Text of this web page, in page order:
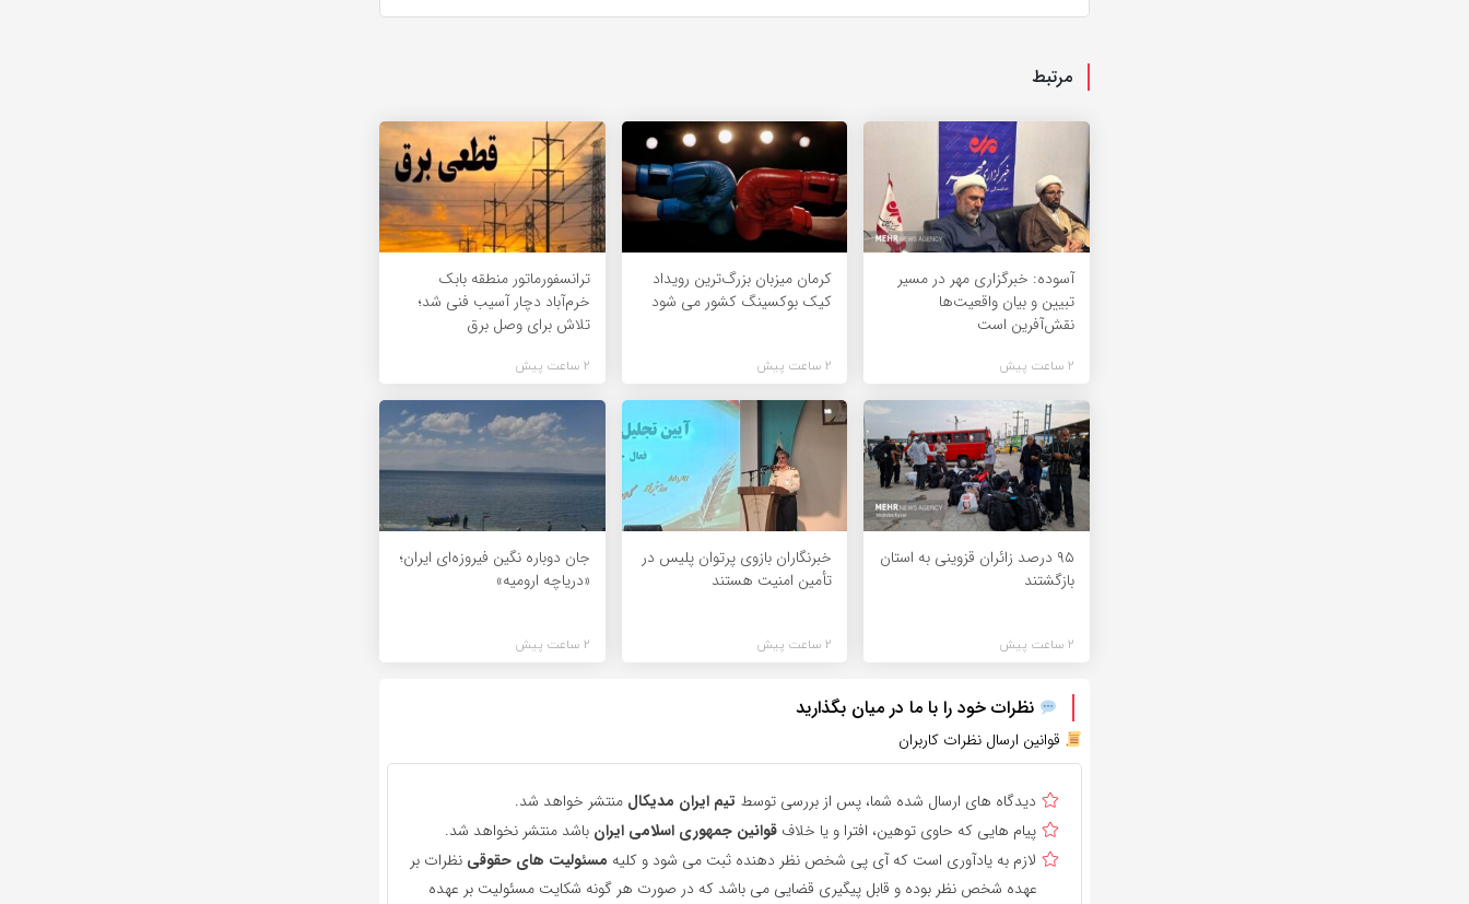
مرتبط
آسوده: خبرگزاری مهر در مسیر
تبیین و بیان واقعیت‌ها
نقش‌آفرین است
2 ساعت پیش
کرمان میزبان بزرگ‌ترین رویداد
کیک‌ بوکسینگ کشور می شود
2 ساعت پیش
ترانسفورماتور منطقه بابک
خرم‌آباد دچار آسیب فنی شد؛
تلاش برای وصل برق
2 ساعت پیش
۹۵ درصد زائران قزوینی به استان
بازگشتند
2 ساعت پیش
خبرنگاران بازوی پرتوان پلیس در
تأمین امنیت هستند
2 ساعت پیش
جان دوباره نگین فیروزه‌ای ایران؛
«دریاچه ارومیه»
2 ساعت پیش
نظرات خود را با ما در میان بگذارید
قوانین ارسال نظرات کاربران
دیدگاه های ارسال شده شما، پس از بررسی توسط تیم ایران مدیکال منتشر خواهد شد.
پیام هایی که حاوی توهین، افترا و یا خلاف قوانین جمهوری اسلامی ایران باشد منتشر نخواهد شد.
لازم به یادآوری است که آی پی شخص نظر دهنده ثبت می شود و کلیه مسئولیت های حقوقی نظرات بر
عهده شخص نظر بوده و قابل پیگیری قضایی می باشد که در صورت هر گونه شکایت مسئولیت بر عهده